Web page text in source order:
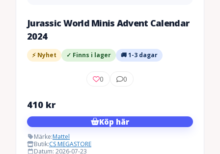
Jurassic World Minis Advent Calendar
2024
⚡ Nyhet ✓ Finns i lager 🚚 1-3 dagar
0 0
410 kr
Köp här
Märke:Mattel
Butik:CS MEGASTORE
Datum: 2026-07-23